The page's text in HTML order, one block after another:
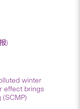
)
winter
effect brings